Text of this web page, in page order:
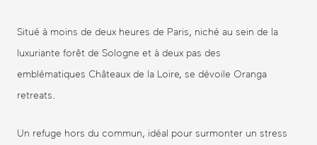
Situé à moins de deux heures de Paris, niché au sein de la
luxuriante forêt de Sologne et à deux pas des
emblématiques Châteaux de la Loire, se dévoile Oranga
retreats.
Un refuge hors du commun, idéal pour surmonter un stress